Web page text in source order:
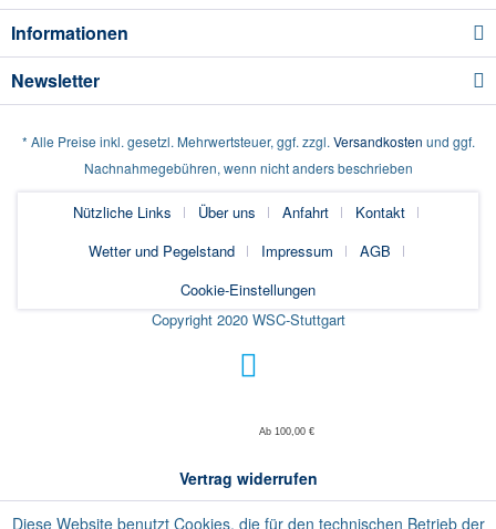
Informationen
Newsletter
* Alle Preise inkl. gesetzl. Mehrwertsteuer, ggf. zzgl.Versandkosten und ggf.
Nachnahmegebühren, wenn nicht anders beschrieben
Nützliche Links Über uns Anfahrt
Kontakt
Wetter und Pegelstand
Impressum
AGB
Cookie-Einstellungen
Copyright 2020 WSC-Stuttgart
Ab 100,00 €
Vertrag widerrufen
Diese Website benutzt Cookies, die für den technischen Betrieb der